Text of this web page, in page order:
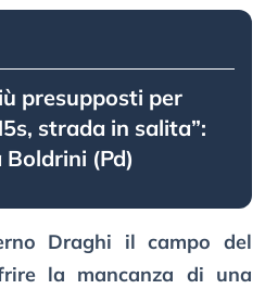
presupposti per
strada in salita”:
(Pd)
Draghi il campo del
la mancanza di una